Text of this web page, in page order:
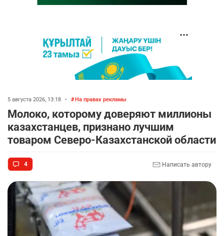
5 августа 2026, 13:18 • На правах рекламы
Молоко, которому доверяют миллионы
казахстанцев, признано лучшим
товаром Северо-Казахстанской области
4 Написать автору